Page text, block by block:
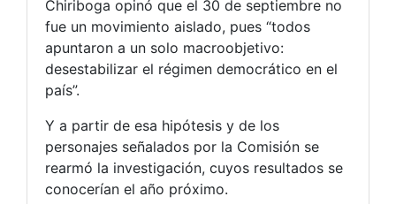
Chiriboga opinó que el 30 de septiembre no
fue un movimiento aislado, pues “todos
apuntaron a un solo macroobjetivo:
desestabilizar el régimen democrático en el
país”.
Y a partir de esa hipótesis y de los
personajes señalados por la Comisión se
rearmó la investigación, cuyos resultados se
conocerían el año próximo.